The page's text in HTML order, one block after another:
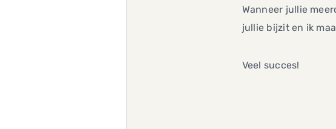
Wanneer jullie
jullie bijzit en ik
Veel succes!